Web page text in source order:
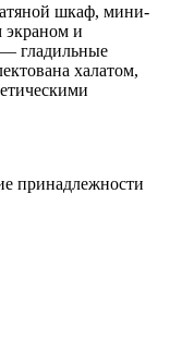
шкаф, мини-
экраном и
гладильные
халатом,
принадлежности